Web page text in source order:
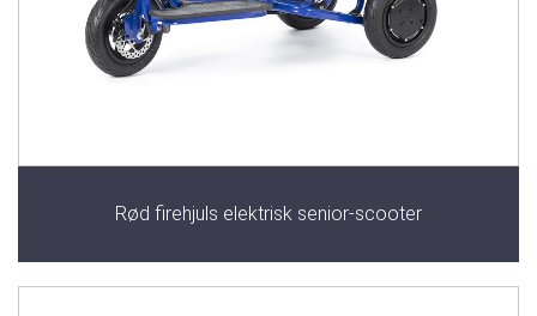
Rød firehjuls elektrisk senior-scooter